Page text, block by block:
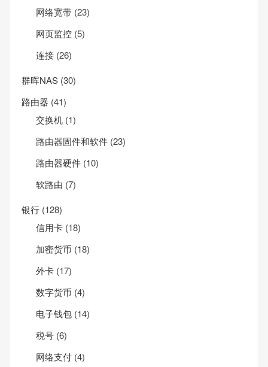
网络宽带 (23)
网页监控 (5)
连接 (26)
群晖NAS (30)
路由器 (41)
交换机 (1)
路由器固件和软件 (23)
路由器硬件 (10)
软路由 (7)
银行 (128)
信用卡 (18)
加密货币 (18)
外卡 (17)
数字货币 (4)
电子钱包 (14)
税号 (6)
网络支付 (4)